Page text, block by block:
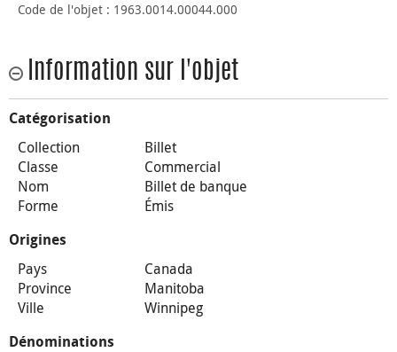
Code de l'objet : 1963.0014.00044.000
Information sur l'objet
Catégorisation
Collection
Billet
Classe
Commercial
Nom
Billet de banque
Forme
Émis
Origines
Pays
Canada
Province
Manitoba
Ville
Winnipeg
Dénominations